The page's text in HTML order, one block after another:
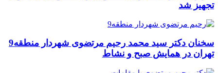
تجهیز شد
سخنان دکتر سید محمد رحیم مرتضوی شهردار منطقه9
تهران در همایش صبح و نشاط